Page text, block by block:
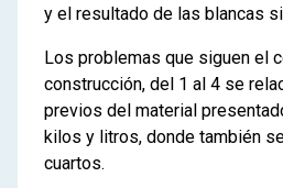
y el resultado de las blancas
Los problemas que siguen el
construcción, del 1 al 4 se
previos del material
kilos y litros, donde también
cuartos.